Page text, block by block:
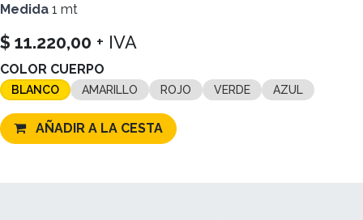
Medida 1 mt
$ 11.220,00 + IVA
COLOR CUERPO
BLANCO AMARILLO ROJO VERDE AZUL
AÑADIR A LA CESTA